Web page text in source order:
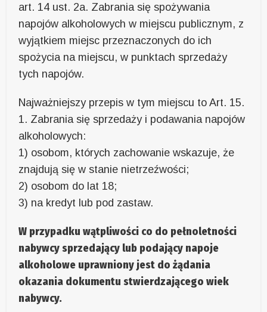
art. 14 ust. 2a. Zabrania się spożywania
napojów alkoholowych w miejscu publicznym, z
wyjątkiem miejsc przeznaczonych do ich
spożycia na miejscu, w punktach sprzedaży
tych napojów.
Najważniejszy przepis w tym miejscu to Art. 15.
1. Zabrania się sprzedaży i podawania napojów
alkoholowych:
1) osobom, których zachowanie wskazuje, że
znajdują się w stanie nietrzeźwości;
2) osobom do lat 18;
3) na kredyt lub pod zastaw.
W przypadku wątpliwości co do pełnoletności
nabywcy sprzedający lub podający napoje
alkoholowe uprawniony jest do żądania
okazania dokumentu stwierdzającego wiek
nabywcy.